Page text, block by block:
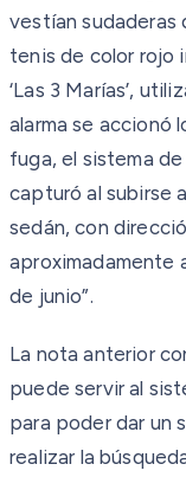
vestían sudaderas
tenis de color rojo
‘Las 3 Marías’,
alarma se accionó
fuga, el sistema
capturó al subirse
sedán, con
aproximadamente
de junio”.
La nota anterior
puede servir al
para poder dar un
realizar la